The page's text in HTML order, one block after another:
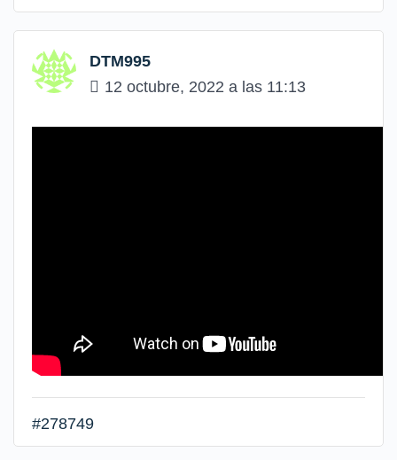
DTM995
12 octubre, 2022 a las 11:13
#278749